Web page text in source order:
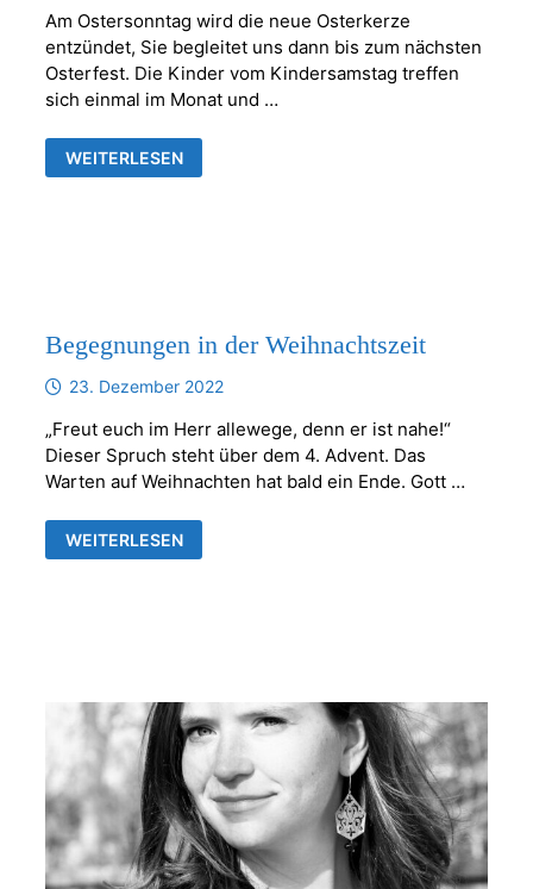
Am Ostersonntag wird die neue Osterkerze
entzündet, Sie begleitet uns dann bis zum nächsten
Osterfest. Die Kinder vom Kindersamstag treffen
sich einmal im Monat und …
FAMILIENGOTTESDIENST
AM
WEITERLESEN
Begegnungen in der Weihnachtszeit
23. Dezember 2022
„Freut euch im Herr allewege, denn er ist nahe!“
Dieser Spruch steht über dem 4. Advent. Das
Warten auf Weihnachten hat bald ein Ende. Gott …
BEGEGNUNGEN
IN
WEITERLESEN